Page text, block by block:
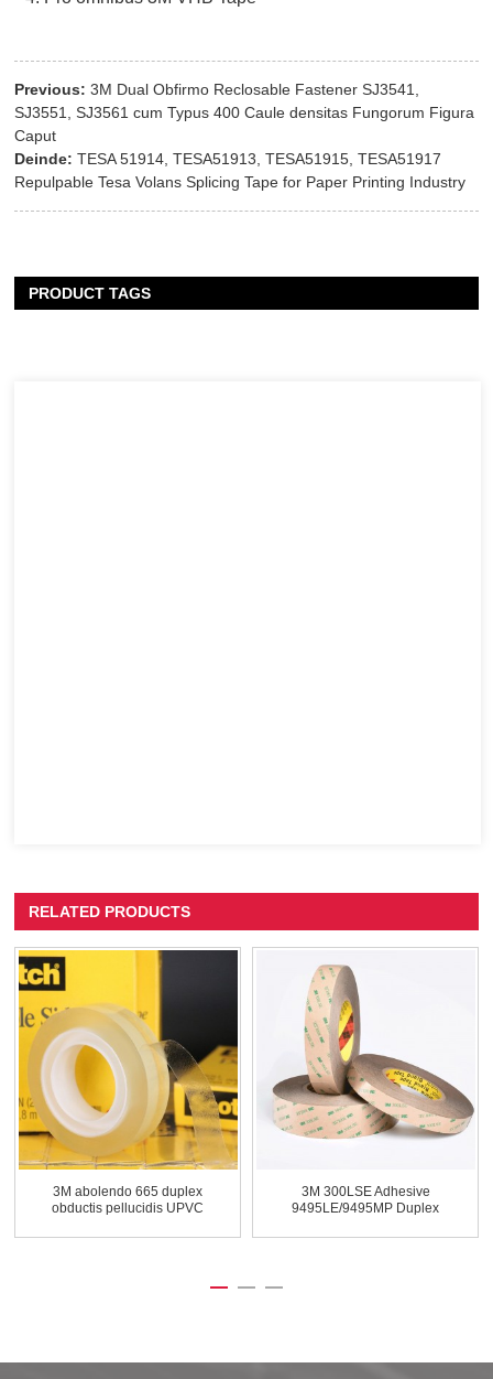
Previous: 3M Dual Obfirmo Reclosable Fastener SJ3541,
SJ3551, SJ3561 cum Typus 400 Caule densitas Fungorum Figura
Caput
Deinde: TESA 51914, TESA51913, TESA51915, TESA51917
Repulpable Tesa Volans Splicing Tape for Paper Printing Industry
PRODUCT TAGS
RELATED PRODUCTS
3M abolendo 665 duplex
obductis pellucidis UPVC
3M 300LSE Adhesive
9495LE/9495MP Duplex